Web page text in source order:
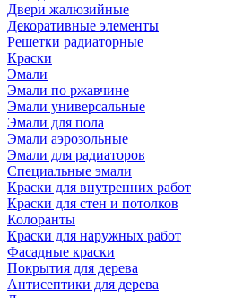
Двери жалюзийные
Декоративные элементы
Решетки радиаторные
Краски
Эмали
Эмали по ржавчине
Эмали универсальные
Эмали для пола
Эмали аэрозольные
Эмали для радиаторов
Специальные эмали
Краски для внутренних работ
Краски для стен и потолков
Колоранты
Краски для наружных работ
Фасадные краски
Покрытия для дерева
Антисептики для дерева